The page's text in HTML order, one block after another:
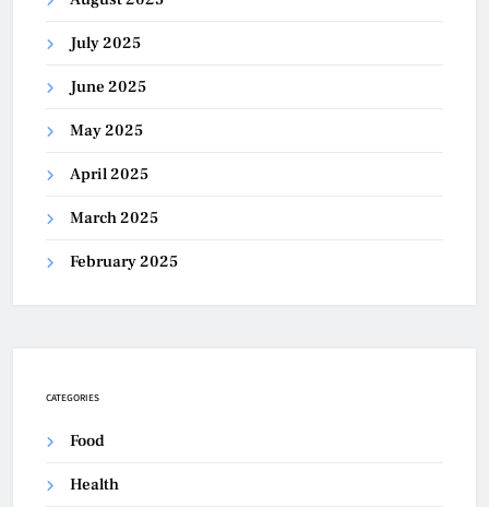
July 2025
June 2025
May 2025
April 2025
March 2025
February 2025
CATEGORIES
Food
Health